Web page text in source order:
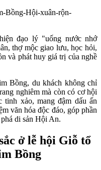
đạo lý "uống nước nhớ
thợ mộc giao lưu, học hỏi,
và phát huy giá trị của nghề
Bồng, du khách không chỉ
nghiêm mà còn có cơ hội
tinh xảo, mang đậm dấu ấn
văn hóa độc đáo, góp phần
di sản Hội An.
ở lễ hội Giỗ tổ
Bồng